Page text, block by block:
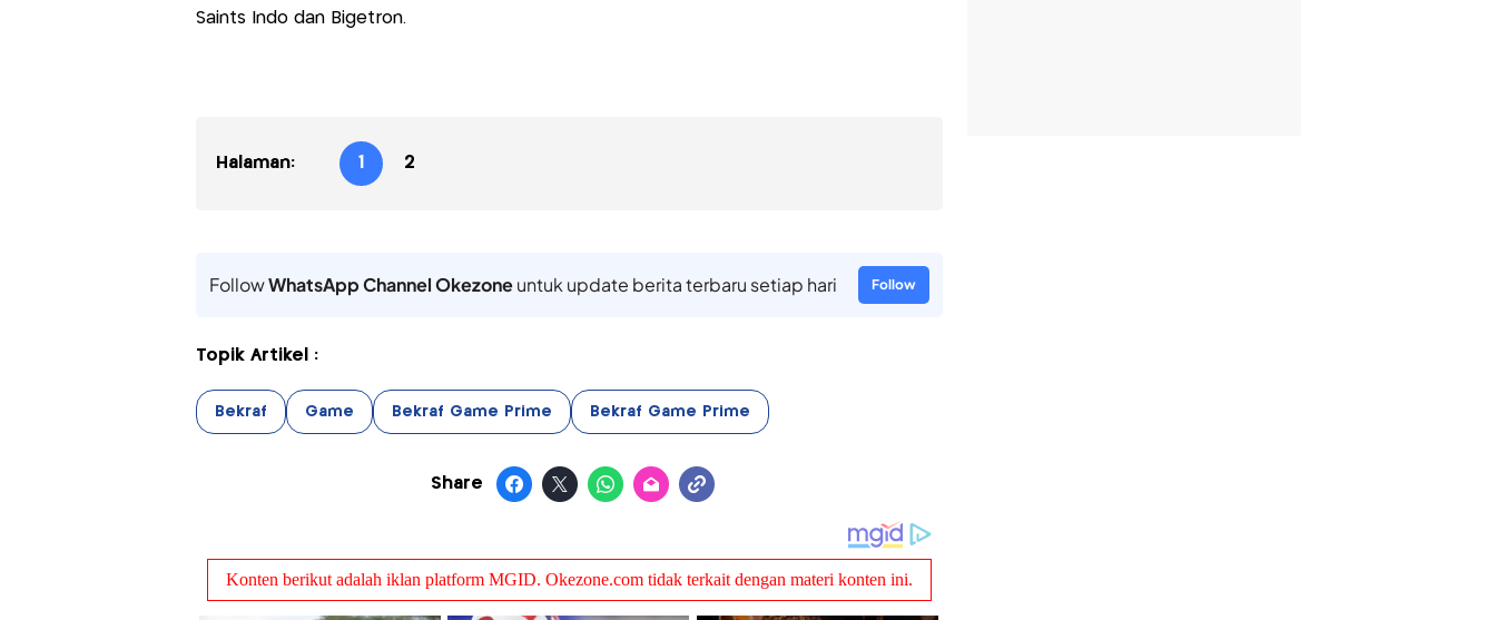
Saints Indo dan Bigetron.
Halaman: 1 2
FollowWhatsApp Channel Okezoneuntuk update berita terbaru setiap hari Follow
Topik Artikel :
Bekraf Game Bekraf Game Prime Bekraf Game Prime
Share